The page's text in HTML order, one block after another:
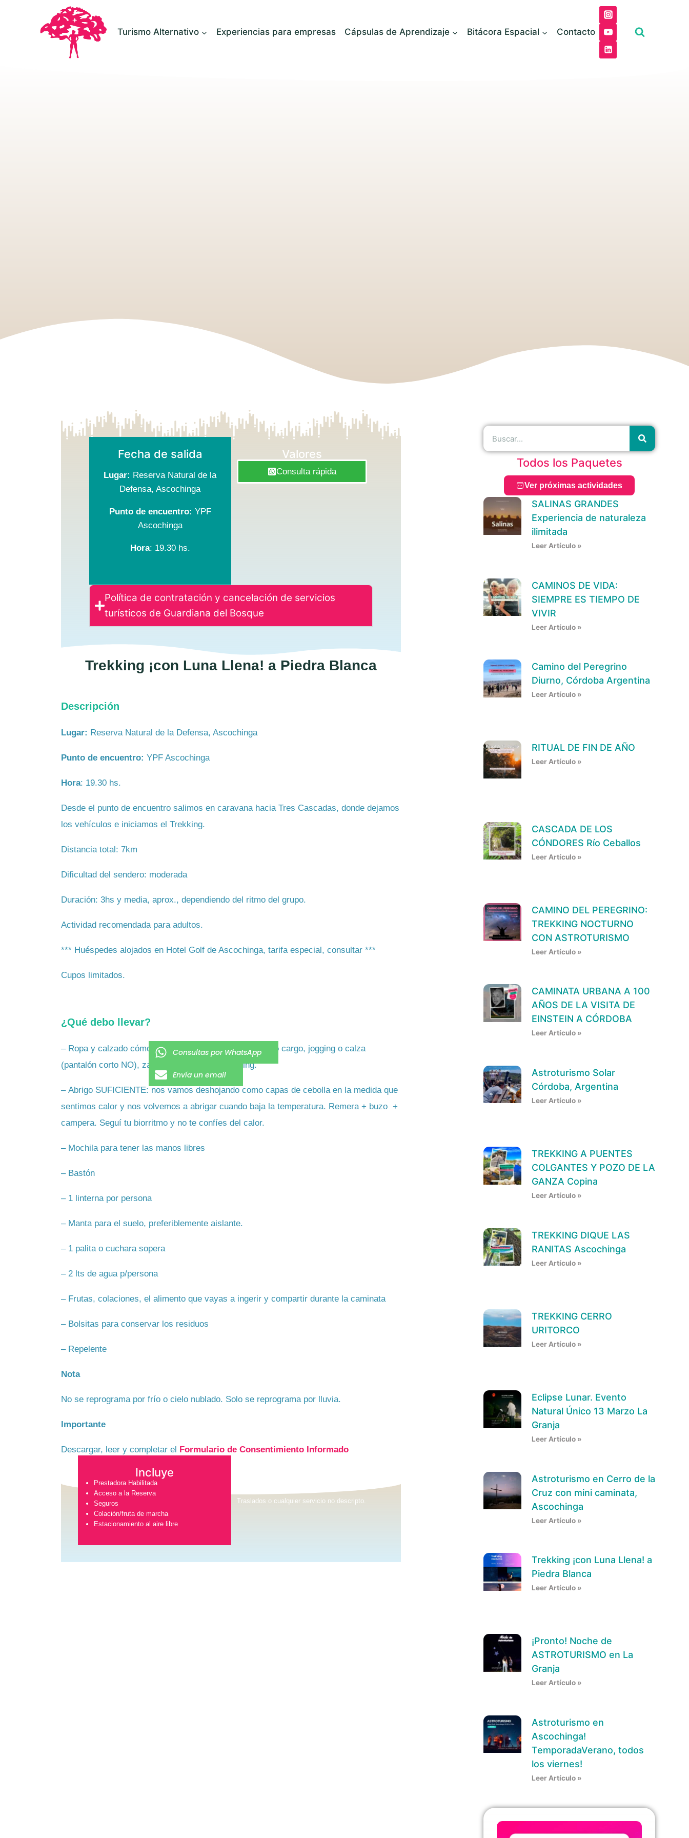
Turismo Alternativo Experiencias para empresas Cápsulas de Aprendizaje Bitácora Espacial Contacto
Fecha de salida
Lugar: Reserva Natural de la
Defensa, Ascochinga
Punto de encuentro: YPF
Ascochinga
Hora: 19.30 hs.
Valores
Consulta rápida
Política de contratación y cancelación de servicios
turísticos de Guardiana del Bosque
Trekking ¡con Luna Llena! a Piedra Blanca
Descripción
Lugar: Reserva Natural de la Defensa, Ascochinga
Punto de encuentro: YPF Ascochinga
Hora: 19.30 hs.
Desde el punto de encuentro salimos en caravana hacia Tres Cascadas, donde dejamos
los vehículos e iniciamos el Trekking.
Distancia total: 7km
Dificultad del sendero: moderada
Duración: 3hs y media, aprox., dependiendo del ritmo del grupo.
Actividad recomendada para adultos.
*** Huéspedes alojados en Hotel Golf de Ascochinga, tarifa especial, consultar ***
Cupos limitados.
¿Qué debo llevar?
– Ropa y calzado cómodos, pantalón largo preferible tipo cargo, jogging o calza
(pantalón corto NO), zapatillas o botas de trekking.
– Abrigo SUFICIENTE: nos vamos deshojando como capas de cebolla en la medida que
sentimos calor y nos volvemos a abrigar cuando baja la temperatura. Remera + buzo +
campera. Seguí tu biorritmo y no te confíes del calor.
– Mochila para tener las manos libres
– Bastón
– 1 linterna por persona
– Manta para el suelo, preferiblemente aislante.
– 1 palita o cuchara sopera
– 2 lts de agua p/persona
– Frutas, colaciones, el alimento que vayas a ingerir y compartir durante la caminata
– Bolsitas para conservar los residuos
– Repelente
Nota
No se reprograma por frío o cielo nublado. Solo se reprograma por lluvia.
Importante
Descargar, leer y completar el Formulario de Consentimiento Informado
Incluye
Prestadora Habilitada
Acceso a la Reserva
Seguros
Colación/fruta de marcha
Estacionamiento al aire libre
Traslados o cualquier servicio no descripto.
Todos los Paquetes
Ver próximas actividades
SALINAS GRANDES
Experiencia de naturaleza
ilimitada
Leer Artículo »
CAMINOS DE VIDA:
SIEMPRE ES TIEMPO DE
VIVIR
Leer Artículo »
Camino del Peregrino
Diurno, Córdoba Argentina
Leer Artículo »
RITUAL DE FIN DE AÑO
Leer Artículo »
CASCADA DE LOS
CÓNDORES Río Ceballos
Leer Artículo »
CAMINO DEL PEREGRINO:
TREKKING NOCTURNO
CON ASTROTURISMO
Leer Artículo »
CAMINATA URBANA A 100
AÑOS DE LA VISITA DE
EINSTEIN A CÓRDOBA
Leer Artículo »
Astroturismo Solar
Córdoba, Argentina
Leer Artículo »
TREKKING A PUENTES
COLGANTES Y POZO DE LA
GANZA Copina
Leer Artículo »
TREKKING DIQUE LAS
RANITAS Ascochinga
Leer Artículo »
TREKKING CERRO
URITORCO
Leer Artículo »
Eclipse Lunar. Evento
Natural Único 13 Marzo La
Granja
Leer Artículo »
Astroturismo en Cerro de la
Cruz con mini caminata,
Ascochinga
Leer Artículo »
Trekking ¡con Luna Llena! a
Piedra Blanca
Leer Artículo »
¡Pronto! Noche de
ASTROTURISMO en La
Granja
Leer Artículo »
Astroturismo en
Ascochinga!
TemporadaVerano, todos
los viernes!
Leer Artículo »
Consultas por WhatsApp
Envía un email